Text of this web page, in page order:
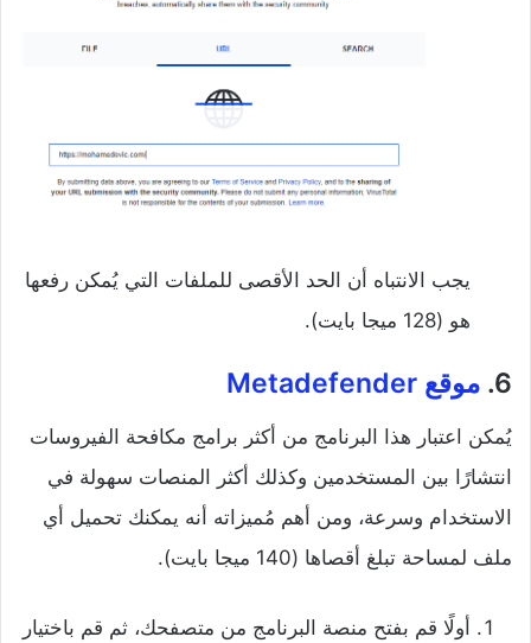
يجب الانتباه أن الحد الأقصى للملفات التي يُمكن رفعها
هو (128 ميجا بايت).
6. موقع Metadefender
يُمكن اعتبار هذا البرنامج من أكثر برامج مكافحة الفيروسات
انتشارًا بين المستخدمين وكذلك أكثر المنصات سهولة في
الاستخدام وسرعة، ومن أهم مُميزاته أنه يمكنك تحميل أي
ملف لمساحة تبلغ أقصاها (140 ميجا بايت).
أولًا قم بفتح منصة البرنامج من متصفحك، ثم قم باختيار